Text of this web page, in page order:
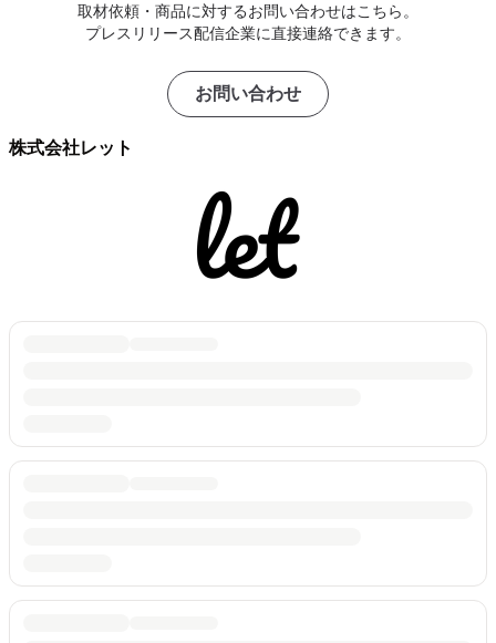
取材依頼・商品に対するお問い合わせはこちら。
プレスリリース配信企業に直接連絡できます。
お問い合わせ
株式会社レット